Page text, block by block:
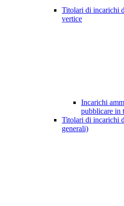
Titolari di incarichi
vertice
Incarichi
pubblicare in
Titolari di incarichi
generali)